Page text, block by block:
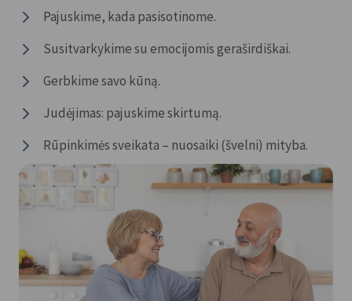
Pajuskime, kada pasisotinome.
Susitvarkykime su emocijomis geraširdiškai.
Gerbkime savo kūną.
Judėjimas: pajuskime skirtumą.
Rūpinkimės sveikata – nuosaiki (švelni) mityba.